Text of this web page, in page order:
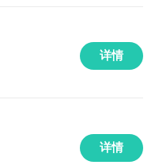
详情
详情